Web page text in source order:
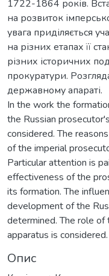
1722-1864 років.
на розвиток
увага приділяється
на різних етапах її
різних історичних
прокуратури.
державному апараті.
In the work the
the Russian
considered. The
of the imperial
Particular attention is
effectiveness of the
its formation. The
development of the
determined. The role
apparatus is considered.
Опис